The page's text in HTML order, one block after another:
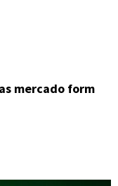
mercado form